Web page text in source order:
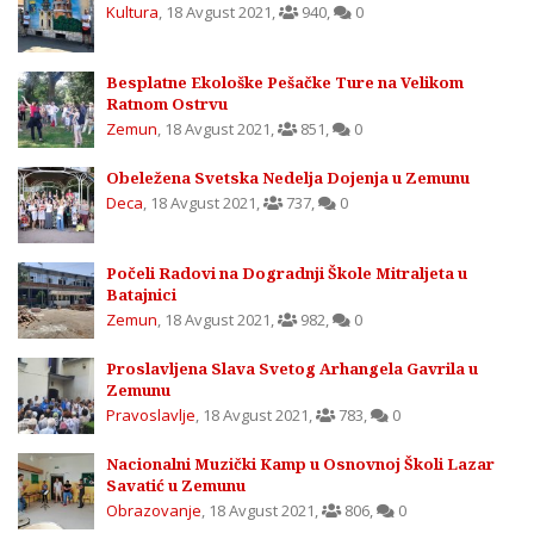
Kultura, 18 Avgust 2021, 940, 0
Besplatne Ekološke Pešačke Ture na Velikom
Ratnom Ostrvu
Zemun, 18 Avgust 2021, 851, 0
Obeležena Svetska Nedelja Dojenja u Zemunu
Deca, 18 Avgust 2021, 737, 0
Počeli Radovi na Dogradnji Škole Mitraljeta u
Batajnici
Zemun, 18 Avgust 2021, 982, 0
Proslavljena Slava Svetog Arhangela Gavrila u
Zemunu
Pravoslavlje, 18 Avgust 2021, 783, 0
Nacionalni Muzički Kamp u Osnovnoj Školi Lazar
Savatić u Zemunu
Obrazovanje, 18 Avgust 2021, 806, 0